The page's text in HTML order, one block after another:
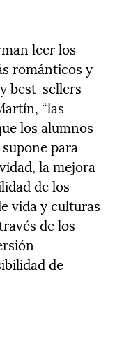
leer los
románticos y
best-sellers
“las
los alumnos
para
la mejora
de los
vida y culturas
de los
de